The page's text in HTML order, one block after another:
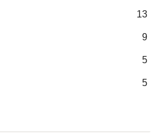
13
9
5
5